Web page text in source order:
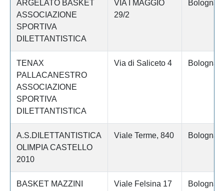
ARGELATO BASKET
ASSOCIAZIONE
SPORTIVA
DILETTANTISTICA
VIA I MAGGIO
29/2
Bologna
TENAX
PALLACANESTRO
ASSOCIAZIONE
SPORTIVA
DILETTANTISTICA
Via di Saliceto 4 Bologna
A.S.DILETTANTISTICA
OLIMPIA CASTELLO
2010
Viale Terme, 840 Bologna
BASKET MAZZINI
Viale Felsina 17 Bologna